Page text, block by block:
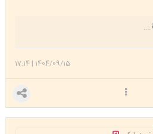
1404/09/15
|
17:14